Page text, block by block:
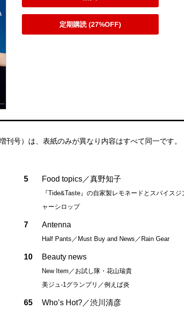
定期購読 (27%OFF)
号）は、表紙のみが異なり内容はすべて同一です。
5 Food topics／真野知子
『Tide&Taste』の自家製レモネードとスパイスジ
ャーシロップ
7 Antenna
Half Pants／Must Buy and News／Rain Gear
10 Beauty news
New Item／お試し隊・花山瑞貴
美ジュ-1グランプリ／例えば炎
65 Who’s Hot?／渋川清彦